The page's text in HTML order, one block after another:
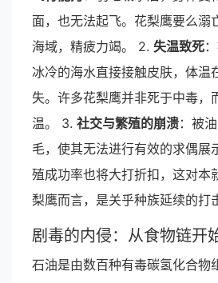
面，也无法起飞。花梨鹰要么溺
海域，精疲力竭。 2. 失温致死
冰冷的海水直接接触皮肤，体温
失。许多花梨鹰并非死于中毒，
温。 3. 社交与繁殖的崩溃：被
毛，使其无法进行有效的求偶展
殖成功率也将大打折扣，这对本
梨鹰而言，是关乎种族延续的打
剧毒的内侵：从食物链开
石油是由数百种有毒碳氢化合物